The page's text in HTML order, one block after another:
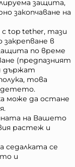
защита,
закопчаване на
top tether, тази
закрепване в
по време
(предпазният
държат
това
детето.
може да остане
на Вашето
растеж и
седалката се
и